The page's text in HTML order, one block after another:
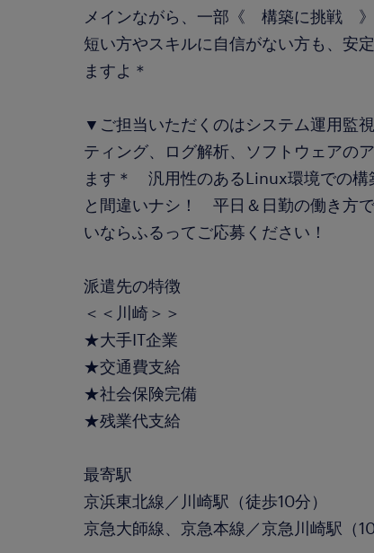
メインながら、一部《 構築に挑戦
短い方やスキルに自信がない方も、安
ますよ＊
▼ご担当いただくのはシステム運用監
ティング、ログ解析、ソフトウェアの
ます＊ 汎用性のあるLinux環境での構
と間違いナシ！ 平日＆日勤の働き方
いならふるってご応募ください！
派遣先の特徴
＜＜川崎＞＞
★大手IT企業
★交通費支給
★社会保険完備
★残業代支給
最寄駅
京浜東北線／川崎駅（徒歩10分）
京急大師線、京急本線／京急川崎駅（10